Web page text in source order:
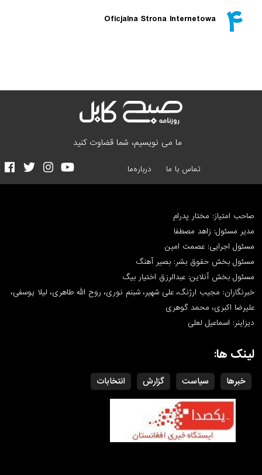
۴ Oficjalna Strona Internetowa
ما می نویسیم، شما قضاوت کنید
تماس با ما درباره‌ما
صاحب امتیاز: مختار پدرام
مدیر مسئول: زاهد مصطفا
مسئول اجرایی: عصمت امین
مسئول بخش حقوق بشر: بصیر آهنگ
مسئول بخش آنلاین: عبدالرزق اختیار بیگ
خبرنگاران: مجیب ارژنگ، علی شهیر، شبنم نوری، روح الله طاهری، لیلا یوسفی،
علیرضا اکبری، محمد گوهری
دیزاینر: اسماعیل لعلی
لینک ها:
خبرها سیاست گزارش انتخابات